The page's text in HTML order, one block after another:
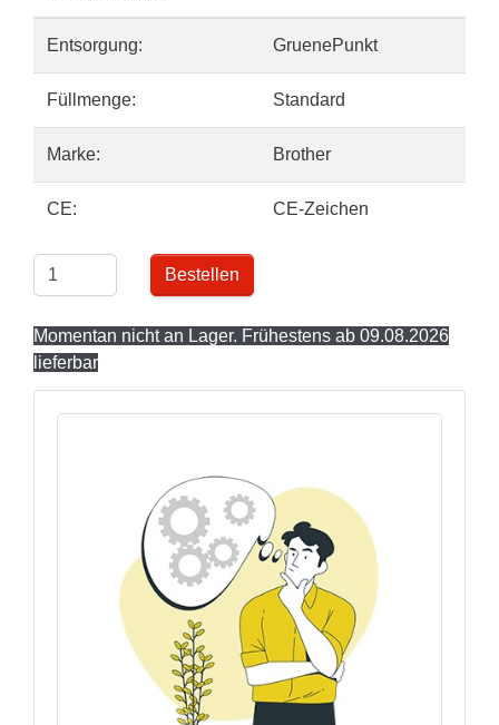
Entsorgung: GruenePunkt
Füllmenge: Standard
Marke: Brother
CE: CE-Zeichen
Bestellen
Momentan nicht an Lager. Frühestens ab 09.08.2026
lieferbar